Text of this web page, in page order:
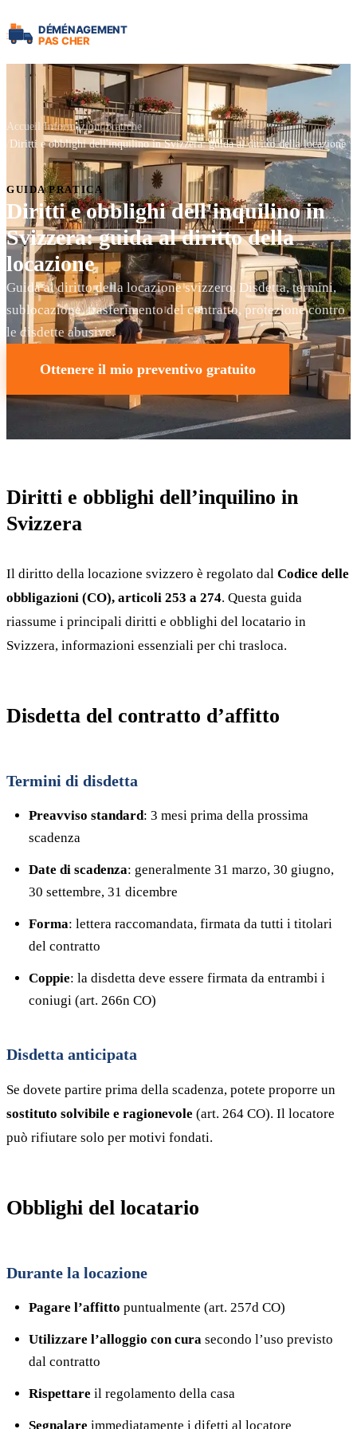
Accueil Informazioni pratiche
Diritti e obblighi dell'inquilino in Svizzera: guida al diritto della locazione
GUIDA PRATICA
Diritti e obblighi dell'inquilino in
Svizzera: guida al diritto della
locazione
Guida al diritto della locazione svizzero. Disdetta, termini,
sublocazione, trasferimento del contratto, protezione contro
le disdette abusive.
Ottenere il mio preventivo gratuito
Diritti e obblighi dell’inquilino in
Svizzera
Il diritto della locazione svizzero è regolato dal Codice delle
obbligazioni (CO), articoli 253 a 274. Questa guida
riassume i principali diritti e obblighi del locatario in
Svizzera, informazioni essenziali per chi trasloca.
Disdetta del contratto d’affitto
Termini di disdetta
Preavviso standard: 3 mesi prima della prossima
scadenza
Date di scadenza: generalmente 31 marzo, 30 giugno,
30 settembre, 31 dicembre
Forma: lettera raccomandata, firmata da tutti i titolari
del contratto
Coppie: la disdetta deve essere firmata da entrambi i
coniugi (art. 266n CO)
Disdetta anticipata
Se dovete partire prima della scadenza, potete proporre un
sostituto solvibile e ragionevole (art. 264 CO). Il locatore
può rifiutare solo per motivi fondati.
Obblighi del locatario
Durante la locazione
Pagare l’affitto puntualmente (art. 257d CO)
Utilizzare l’alloggio con cura secondo l’uso previsto
dal contratto
Rispettare il regolamento della casa
Segnalare immediatamente i difetti al locatore